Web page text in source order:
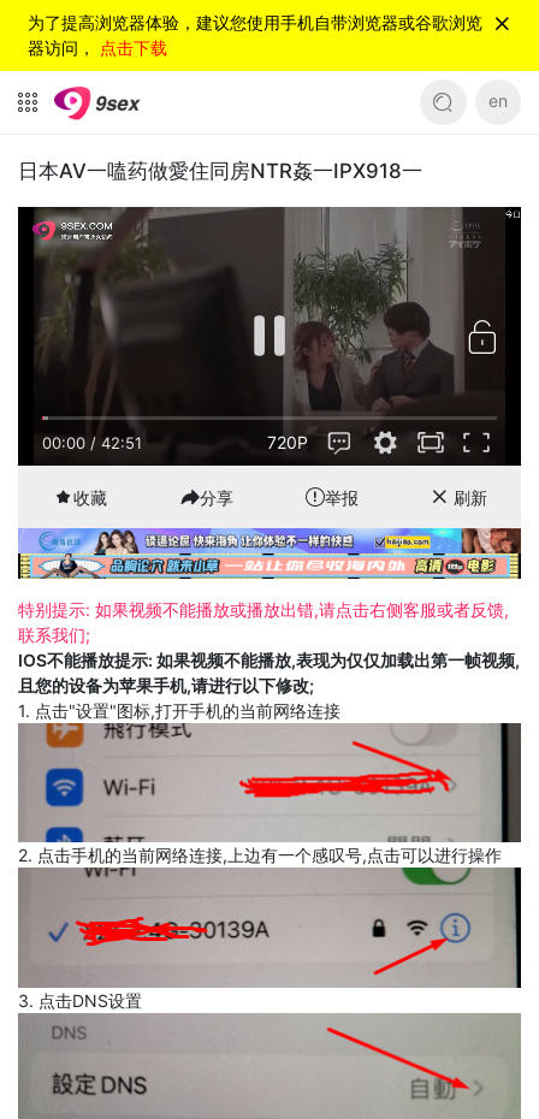
为了提高浏览器体验，建议您使用手机自带浏览器或谷歌浏览
器访问， 点击下载
en
日本AV一嗑药做愛住同房NTR姦一IPX918一
00:00 / 42:51 720P
收藏 分享 举报 刷新
特别提示: 如果视频不能播放或播放出错,请点击右侧客服或者反馈,
联系我们;
IOS不能播放提示: 如果视频不能播放,表现为仅仅加载出第一帧视频,
且您的设备为苹果手机,请进行以下修改;
1. 点击"设置"图标,打开手机的当前网络连接
2. 点击手机的当前网络连接,上边有一个感叹号,点击可以进行操作
3. 点击DNS设置